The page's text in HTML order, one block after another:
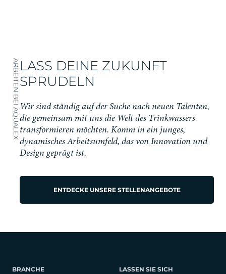
ARBEITEN BEI AQUALEXLASS DEINE ZUKUNFT
SPRUDELN
Wir sind ständig auf der Suche nach neuen Talenten,
die gemeinsam mit uns die Welt des Trinkwassers
transformieren möchten. Komm in ein junges,
dynamisches Arbeitsumfeld, das von Innovation und
Design geprägt ist.
ENTDECKE UNSERE STELLENANGEBOTE
BRANCHE
LASSEN SIE SICH